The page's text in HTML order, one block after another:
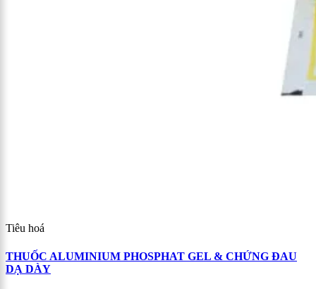
Tiêu hoá
THUỐC ALUMINIUM PHOSPHAT GEL & CHỨNG ĐAU
DẠ DÀY